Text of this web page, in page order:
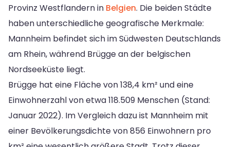
Provinz Westflandern in Belgien. Die beiden Städte
haben unterschiedliche geografische Merkmale:
Mannheim befindet sich im Südwesten Deutschlands
am Rhein, während Brügge an der belgischen
Nordseeküste liegt.
Brügge hat eine Fläche von 138,4 km² und eine
Einwohnerzahl von etwa 118.509 Menschen (Stand:
Januar 2022). Im Vergleich dazu ist Mannheim mit
einer Bevölkerungsdichte von 856 Einwohnern pro